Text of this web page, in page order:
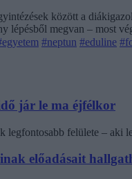
között a
lépésből megvan – most
#neptun #eduline
jár le ma éjfélkor
felülete – aki
előadásait